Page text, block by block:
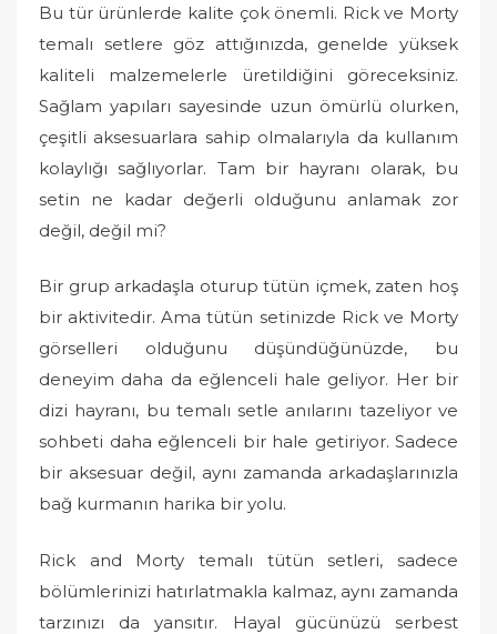
Bu tür ürünlerde kalite çok önemli. Rick ve Morty
temalı setlere göz attığınızda, genelde yüksek
kaliteli malzemelerle üretildiğini göreceksiniz.
Sağlam yapıları sayesinde uzun ömürlü olurken,
çeşitli aksesuarlara sahip olmalarıyla da kullanım
kolaylığı sağlıyorlar. Tam bir hayranı olarak, bu
setin ne kadar değerli olduğunu anlamak zor
değil, değil mi?
Bir grup arkadaşla oturup tütün içmek, zaten hoş
bir aktivitedir. Ama tütün setinizde Rick ve Morty
görselleri olduğunu düşündüğünüzde, bu
deneyim daha da eğlenceli hale geliyor. Her bir
dizi hayranı, bu temalı setle anılarını tazeliyor ve
sohbeti daha eğlenceli bir hale getiriyor. Sadece
bir aksesuar değil, aynı zamanda arkadaşlarınızla
bağ kurmanın harika bir yolu.
Rick and Morty temalı tütün setleri, sadece
bölümlerinizi hatırlatmakla kalmaz, aynı zamanda
tarzınızı da yansıtır. Hayal gücünüzü serbest